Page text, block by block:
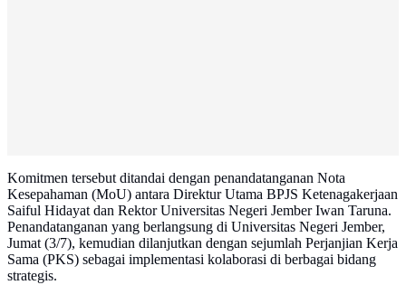
Komitmen tersebut ditandai dengan penandatanganan Nota
Kesepahaman (MoU) antara Direktur Utama BPJS Ketenagakerjaan
Saiful Hidayat dan Rektor Universitas Negeri Jember Iwan Taruna.
Penandatanganan yang berlangsung di Universitas Negeri Jember,
Jumat (3/7), kemudian dilanjutkan dengan sejumlah Perjanjian Kerja
Sama (PKS) sebagai implementasi kolaborasi di berbagai bidang
strategis.